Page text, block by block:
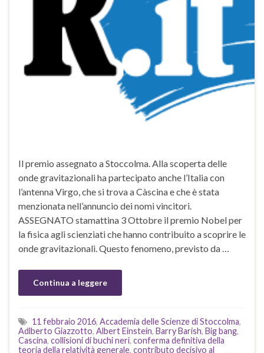
Il premio assegnato a Stoccolma. Alla scoperta delle
onde gravitazionali ha partecipato anche l’Italia con
l’antenna Virgo, che si trova a Càscina e che è stata
menzionata nell’annuncio dei nomi vincitori.
ASSEGNATO stamattina 3 Ottobre il premio Nobel per
la fisica agli scienziati che hanno contribuito a scoprire le
onde gravitazionali. Questo fenomeno, previsto da …
Continua a leggere
11 febbraio 2016, Accademia delle Scienze di Stoccolma,
Adlberto Giazzotto, Albert Einstein, Barry Barish, Big bang,
Cascina, collisioni di buchi neri, conferma definitiva della
teoria della relatività generale, contributo decisivo al